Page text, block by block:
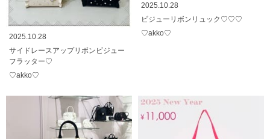
2025.10.28
サイドレースアップリボンビジュー
フラッター♡
♡akko♡
2025.10.28
ビジューリボンリュック♡♡♡
♡akko♡